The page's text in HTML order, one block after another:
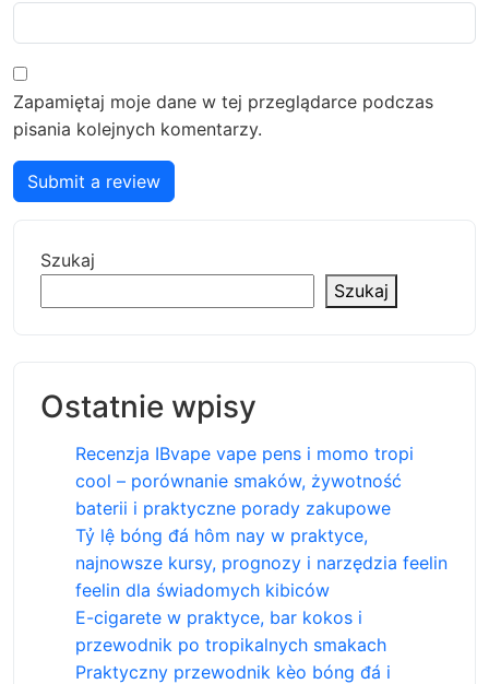
Zapamiętaj moje dane w tej przeglądarce podczas
pisania kolejnych komentarzy.
Submit a review
Szukaj
Szukaj
Ostatnie wpisy
Recenzja IBvape vape pens i momo tropi
cool – porównanie smaków, żywotność
baterii i praktyczne porady zakupowe
Tỷ lệ bóng đá hôm nay w praktyce,
najnowsze kursy, prognozy i narzędzia feelin
feelin dla świadomych kibiców
E-cigarete w praktyce, bar kokos i
przewodnik po tropikalnych smakach
Praktyczny przewodnik kèo bóng đá i